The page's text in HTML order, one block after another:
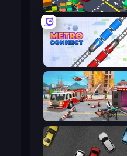
Slightly Annoying Traffic
Metro Connect
Fireman 2024